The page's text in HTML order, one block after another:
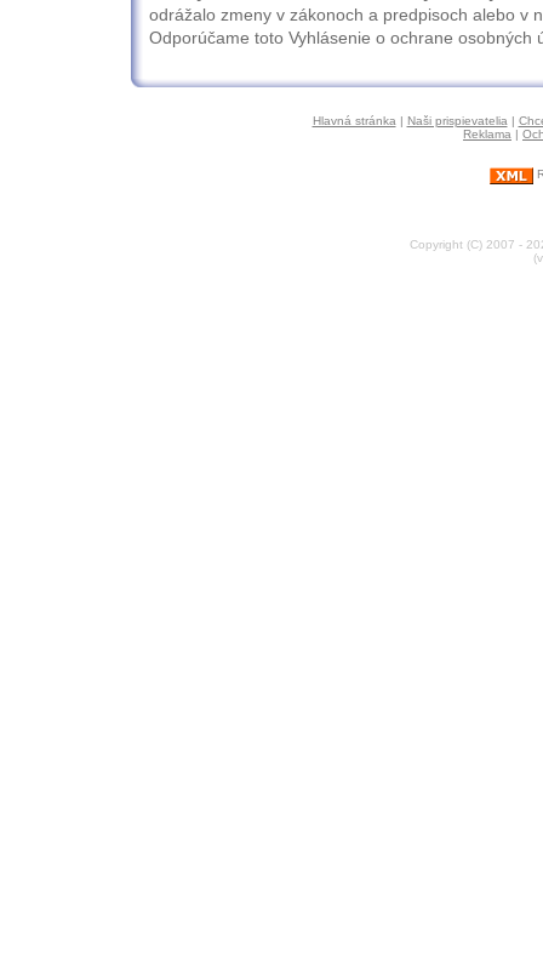
odrážalo zmeny v zákonoch a predpisoch alebo v
Odporúčame toto Vyhlásenie o ochrane osobných
Hlavná stránka | Naši prispievatelia |
Reklama |
Copyright (C) 2007 -